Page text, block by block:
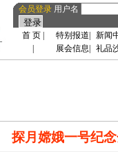
会员登录 用户名
首 页 特别报道
新闻
展会信息 礼品
探月嫦娥一号纪